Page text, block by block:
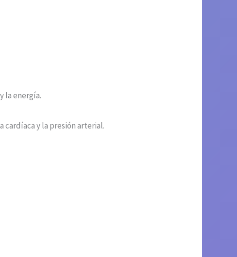
la energía.
cardíaca y la presión arterial.